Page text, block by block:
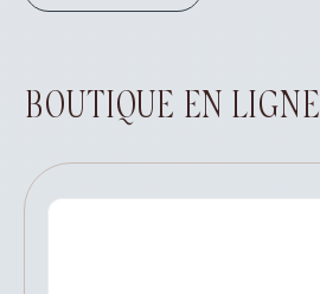
BOUTIQUE EN LIGNE